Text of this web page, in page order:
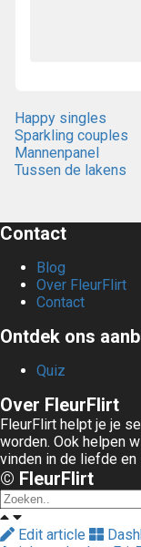
Happy singles
Sparkling couples
Mannenpanel
Tussen de lakens
Contact
Blog
Over FleurFlirt
Contact
Ontdek ons
Quiz
Over FleurFlirt
FleurFlirt helpt je je
worden. Ook helpen
vinden in de liefde en
© FleurFlirt
Edit article